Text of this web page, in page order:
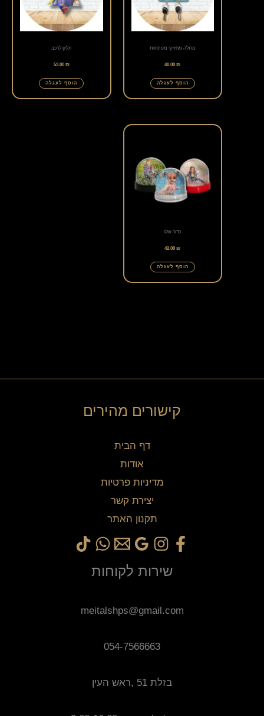
מתלה מחזיקי מפתחות
40.00₪
הוסף לעגלה
תליון לרכב
53.00 ₪
הוסף לעגלה
כדור שלג
42.00₪
הוסף לעגלה
למוצר
יש
מספר
את
האפשרויות
קישורים מהירים
דף הבית
אודות
מדיניות פרטיות
יצירת קשר
תקנון האתר
שירות לקוחות
meitalshps@gmail.com
054-7566663
בזלת 51 ,ראש העין